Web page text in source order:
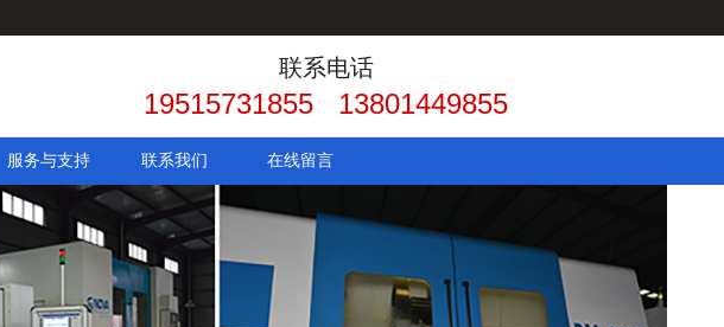
联系电话
19515731855 13801449855
服务与支持 联系我们 在线留言